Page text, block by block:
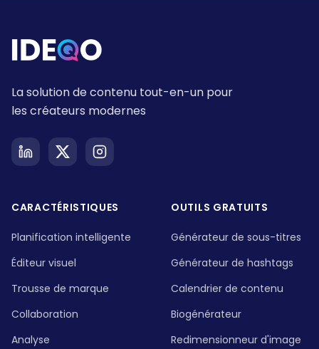
La solution de contenu tout-en-un pour
les créateurs modernes
CARACTÉRISTIQUES
Planification intelligente
Éditeur visuel
Trousse de marque
Collaboration
Analyse
OUTILS GRATUITS
Générateur de sous-titres
Générateur de hashtags
Calendrier de contenu
Biogénérateur
Redimensionneur d'image